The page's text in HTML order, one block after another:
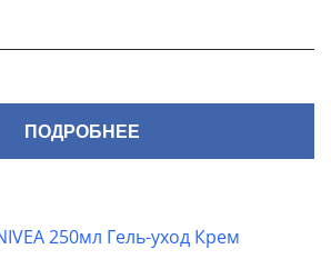
ПОДРОБНЕЕ